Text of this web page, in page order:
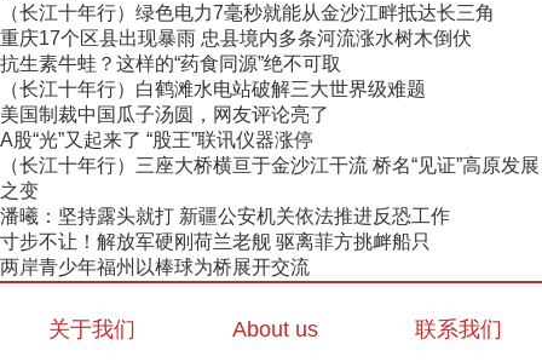
（长江十年行）绿色电力7毫秒就能从金沙江畔抵达长三角
重庆17个区县出现暴雨 忠县境内多条河流涨水树木倒伏
抗生素牛蛙？这样的“药食同源”绝不可取
（长江十年行）白鹤滩水电站破解三大世界级难题
美国制裁中国瓜子汤圆，网友评论亮了
A股“光”又起来了 “股王”联讯仪器涨停
（长江十年行）三座大桥横亘于金沙江干流 桥名“见证”高原发展
之变
潘曦：坚持露头就打 新疆公安机关依法推进反恐工作
寸步不让！解放军硬刚荷兰老舰 驱离菲方挑衅船只
两岸青少年福州以棒球为桥展开交流
关于我们 About us 联系我们